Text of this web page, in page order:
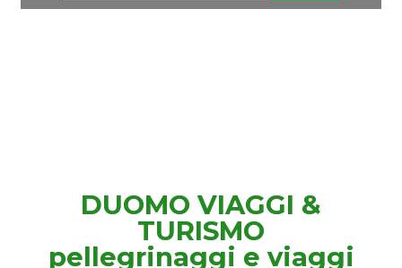
DUOMO VIAGGI &
TURISMO
pellegrinaggi e viaggi